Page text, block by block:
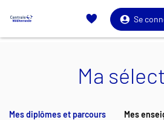
Se
Ma
Mes diplômes et parcours Mes